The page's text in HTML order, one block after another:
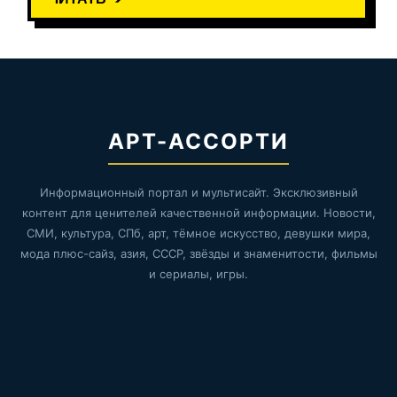
АРТ-АССОРТИ
Информационный портал и мультисайт. Эксклюзивный
контент для ценителей качественной информации. Новости,
СМИ, культура, СПб, арт, тёмное искусство, девушки мира,
мода плюс-сайз, азия, СССР, звёзды и знаменитости, фильмы
и сериалы, игры.